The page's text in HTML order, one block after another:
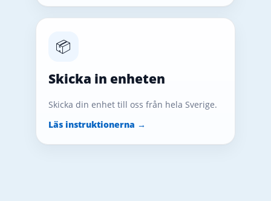
📦
Skicka in enheten
Skicka din enhet till oss från hela Sverige.
Läs instruktionerna →